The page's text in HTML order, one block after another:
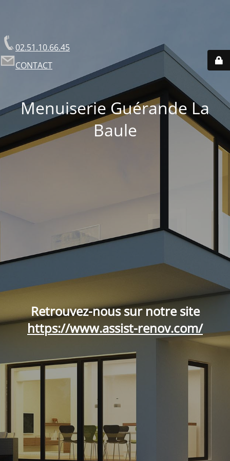
02.51.10.66.45
CONTACT
Menuiserie Guérande La
Baule
Retrouvez-nous sur notre site
https://www.assist-renov.com/